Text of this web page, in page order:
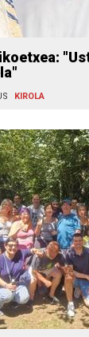
KIROLA